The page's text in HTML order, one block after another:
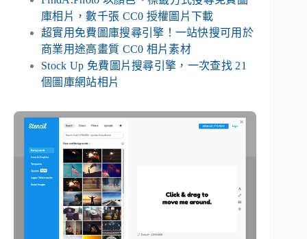
庫相片，數千張 CC0 授權圖片下載
超實用免費圖庫搜尋引擎！一站快搜可用於
商業用途高畫質 CC0 相片素材
Stock Up 免費圖片搜尋引擎，一次查找 21
個圖庫網站相片